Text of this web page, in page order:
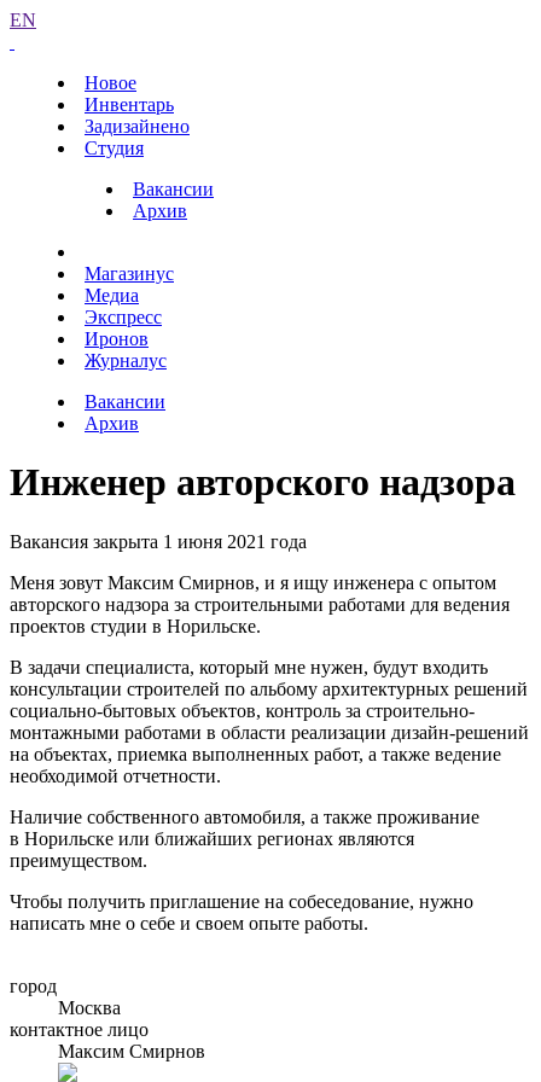
EN
Новое
Инвентарь
Задизайнено
Студия
Вакансии
Архив
Магазинус
Медиа
Экспресс
Иронов
Журналус
Вакансии
Архив
Инженер авторского надзора
Вакансия закрыта 1 июня 2021 года
Меня зовут Максим Смирнов, и я ищу инженера с опытом
авторского надзора за строительными работами для ведения
проектов студии в Норильске.
В задачи специалиста, который мне нужен, будут входить
консультации строителей по альбому архитектурных решений
социально-бытовых объектов, контроль за строительно-
монтажными работами в области реализации дизайн-решений
на объектах, приемка выполненных работ, а также ведение
необходимой отчетности.
Наличие собственного автомобиля, а также проживание
в Норильске или ближайших регионах являются
преимуществом.
Чтобы получить приглашение на собеседование, нужно
написать мне о себе и своем опыте работы.
город
Москва
контактное лицо
Максим Смирнов